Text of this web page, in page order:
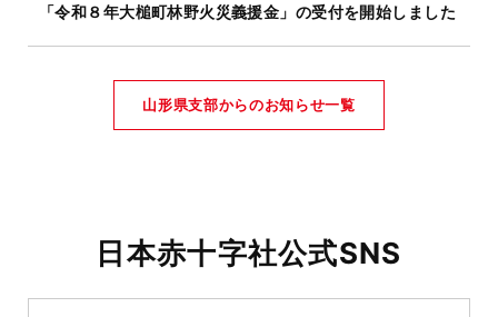
「令和８年大槌町林野火災義援金」の受付を開始しました
山形県支部からのお知らせ一覧
日本赤十字社公式SNS